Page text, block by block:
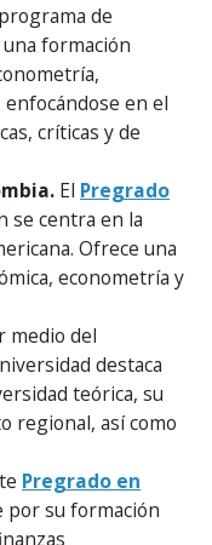
de
formación
en el
críticas y de
El Pregrado
se centra en la
Ofrece una
econometría y
medio del
destaca
teórica, su
regional, así como
Pregrado en
por su formación